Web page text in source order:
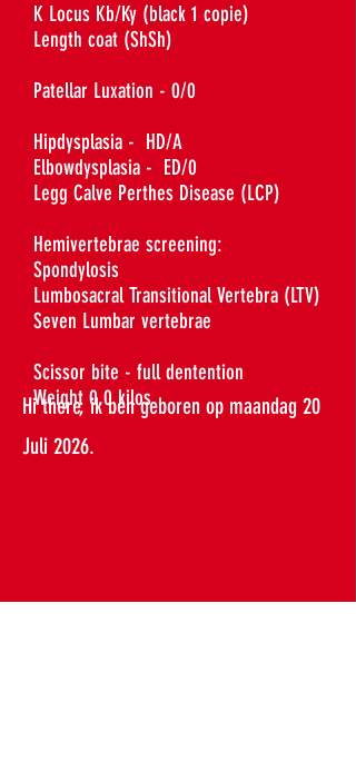
K Locus Kb/Ky (black 1 copie)
Length coat (ShSh)
Patellar Luxation - 0/0
Hipdysplasia - HD/A
Elbowdysplasia - ED/0
Legg Calve Perthes Disease (LCP)
Hemivertebrae screening:
Spondylosis
Lumbosacral Transitional Vertebra (LTV)
Seven Lumbar vertebrae
Scissor bite - full dentention
Weight 0.0 kilos
Hi there, ik ben geboren op maandag 20
Juli 2026.